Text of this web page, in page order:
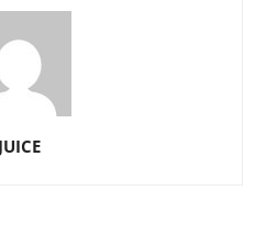
JUICE